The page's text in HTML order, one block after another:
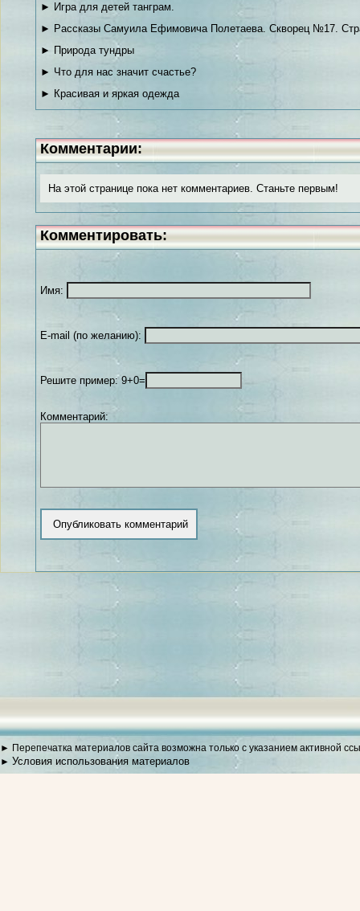
► Игра для детей танграм.
► Рассказы Самуила Ефимовича Полетаева. Скворец №17.
► Природа тундры
► Что для нас значит счастье?
► Красивая и яркая одежда
Комментарии:
На этой странице пока нет комментариев. Станьте первым!
Комментировать:
Имя:
E-mail (по желанию):
Решите пример: 9+0=
Комментарий:
► Перепечатка материалов сайта возможна только с указанием активной
► Условия использования материалов